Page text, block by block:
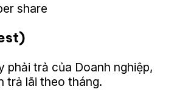
share
phải trả của Doanh nghiệp,
trả lãi theo tháng.